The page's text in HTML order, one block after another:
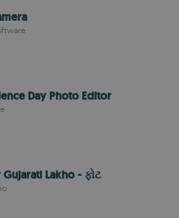
Day Photo Editor
Gujarati Lakho - ફોટ